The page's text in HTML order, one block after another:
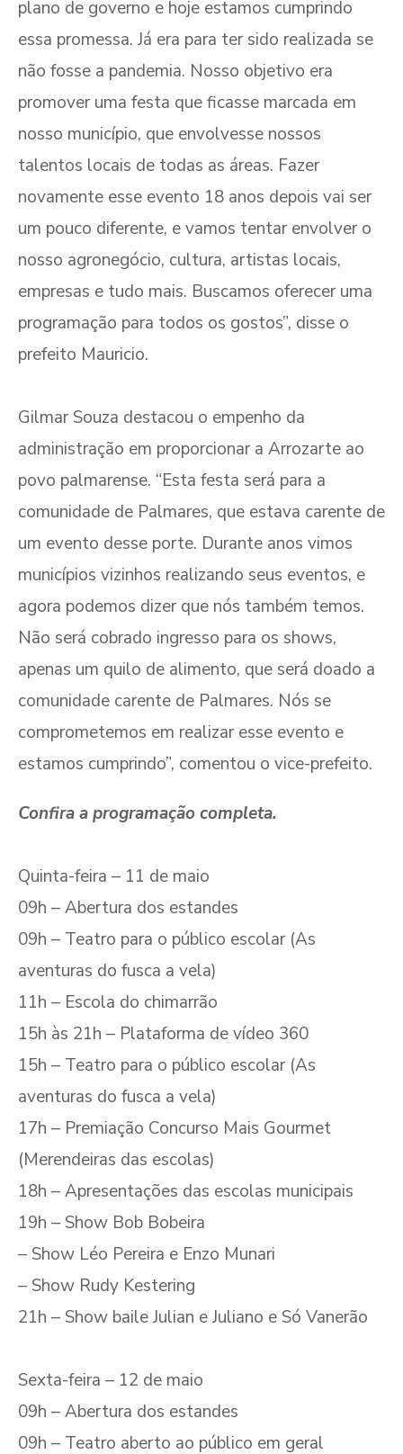
plano de governo e hoje estamos cumprindo
essa promessa. Já era para ter sido realizada se
não fosse a pandemia. Nosso objetivo era
promover uma festa que ficasse marcada em
nosso município, que envolvesse nossos
talentos locais de todas as áreas. Fazer
novamente esse evento 18 anos depois vai ser
um pouco diferente, e vamos tentar envolver o
nosso agronegócio, cultura, artistas locais,
empresas e tudo mais. Buscamos oferecer uma
programação para todos os gostos”, disse o
prefeito Mauricio.
Gilmar Souza destacou o empenho da
administração em proporcionar a Arrozarte ao
povo palmarense. “Esta festa será para a
comunidade de Palmares, que estava carente de
um evento desse porte. Durante anos vimos
municípios vizinhos realizando seus eventos, e
agora podemos dizer que nós também temos.
Não será cobrado ingresso para os shows,
apenas um quilo de alimento, que será doado a
comunidade carente de Palmares. Nós se
comprometemos em realizar esse evento e
estamos cumprindo”, comentou o vice-prefeito.
Confira a programação completa.
Quinta-feira – 11 de maio
09h – Abertura dos estandes
09h – Teatro para o público escolar (As
aventuras do fusca a vela)
11h – Escola do chimarrão
15h às 21h – Plataforma de vídeo 360
15h – Teatro para o público escolar (As
aventuras do fusca a vela)
17h – Premiação Concurso Mais Gourmet
(Merendeiras das escolas)
18h – Apresentações das escolas municipais
19h – Show Bob Bobeira
– Show Léo Pereira e Enzo Munari
– Show Rudy Kestering
21h – Show baile Julian e Juliano e Só Vanerão
Sexta-feira – 12 de maio
09h – Abertura dos estandes
09h – Teatro aberto ao público em geral